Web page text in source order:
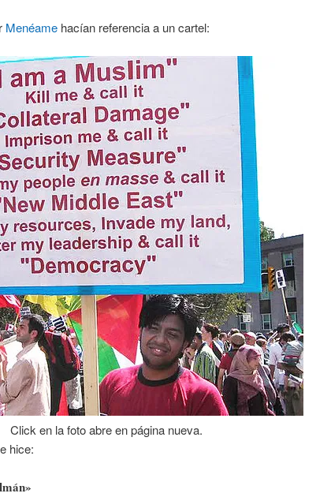
Menéame hacían referencia a un cartel:
Click en la foto abre en página nueva.
hice: